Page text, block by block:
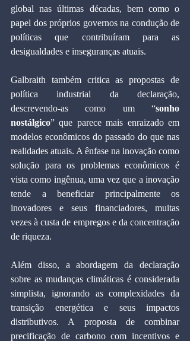
global nas últimas décadas, bem como o
papel dos próprios governos na condução de
políticas que contribuíram para as
desigualdades e inseguranças atuais.
Galbraith também critica as propostas de
política industrial da declaração,
descrevendo-as como um “sonho
nostálgico” que parece mais enraizado em
modelos econômicos do passado do que nas
realidades atuais. A ênfase na inovação como
solução para os problemas econômicos é
vista como ingênua, uma vez que a inovação
tende a beneficiar principalmente os
inovadores e seus financiadores, muitas
vezes à custa de empregos e da concentração
de riqueza.
Além disso, a abordagem da declaração
sobre as mudanças climáticas é considerada
simplista, ignorando as complexidades da
transição energética e seus impactos
distributivos. A proposta de combinar
precificação de carbono com incentivos e